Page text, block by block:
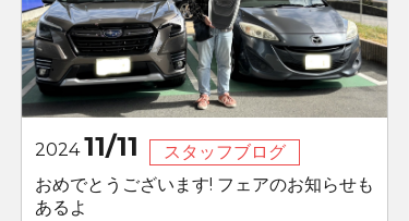
202411/11
スタッフブログ
おめでとうございます! フェアのお知らせも
あるよ